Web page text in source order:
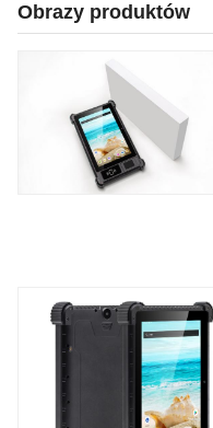
Obrazy produktów